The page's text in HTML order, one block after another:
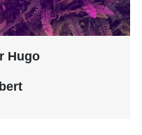
Hugo